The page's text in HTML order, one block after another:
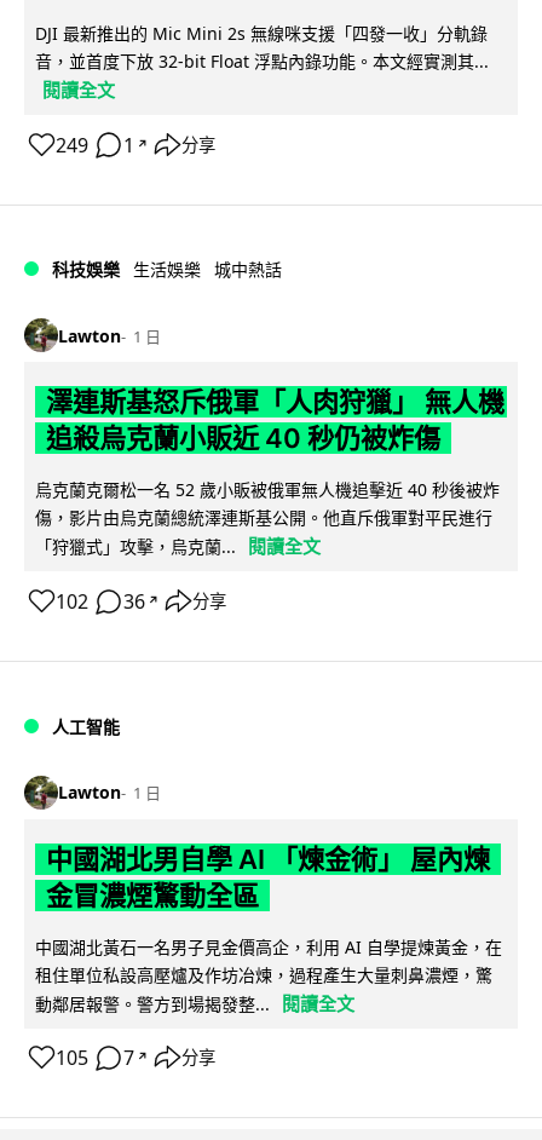
DJI 最新推出的 Mic Mini 2s 無線咪支援「四發一收」分軌錄
音，並首度下放 32-bit Float 浮點內錄功能。本文經實測其...
閱讀全文
249 1 ↗ 分享
科技娛樂 生活娛樂 城中熱話
Lawton 1 日
澤連斯基怒斥俄軍「人肉狩獵」 無人機
追殺烏克蘭小販近 40 秒仍被炸傷
烏克蘭克爾松一名 52 歲小販被俄軍無人機追擊近 40 秒後被炸
傷，影片由烏克蘭總統澤連斯基公開。他直斥俄軍對平民進行
「狩獵式」攻擊，烏克蘭...
閱讀全文
102 36 ↗ 分享
人工智能
Lawton 1 日
中國湖北男自學 AI 「煉金術」 屋內煉
金冒濃煙驚動全區
中國湖北黃石一名男子見金價高企，利用 AI 自學提煉黃金，在
租住單位私設高壓爐及作坊冶煉，過程產生大量刺鼻濃煙，驚
動鄰居報警。警方到場揭發整...
閱讀全文
105 7 ↗ 分享